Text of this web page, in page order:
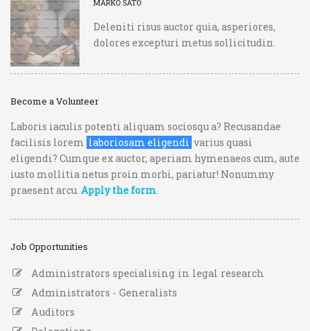
MARKO SATO
Deleniti risus auctor quia, asperiores,
dolores excepturi metus sollicitudin.
Become a Volunteer
Laboris iaculis potenti aliquam sociosqu a? Recusandae
facilisis lorem laboriosam eligendi varius quasi
eligendi? Cumque ex auctor, aperiam hymenaeos cum, aute
iusto mollitia netus proin morbi, pariatur! Nonummy
praesent arcu. Apply the form
Job Opportunities
Administrators specialising in legal research
Administrators - Generalists
Auditors